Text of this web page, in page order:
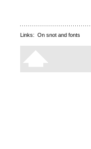
Links: On snot and fonts